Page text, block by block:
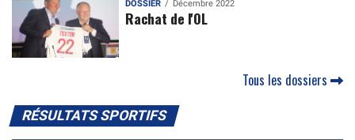
DOSSIER Décembre 2022
Rachat de l'OL
Tous les dossiers
RÉSULTATS SPORTIFS